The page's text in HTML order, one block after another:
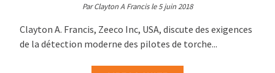
Par Clayton A Francis le 5 juin 2018
Clayton A. Francis, Zeeco Inc, USA, discute des exigences
de la détection moderne des pilotes de torche...